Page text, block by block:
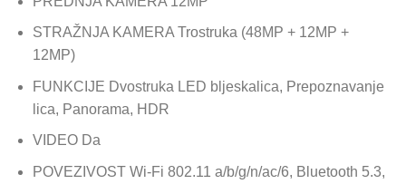
STRAŽNJA KAMERA Trostruka (48MP + 12MP +
12MP)
FUNKCIJE Dvostruka LED bljeskalica, Prepoznavanje
lica, Panorama, HDR
VIDEO Da
POVEZIVOST Wi-Fi 802.11 a/b/g/n/ac/6, Bluetooth 5.3,